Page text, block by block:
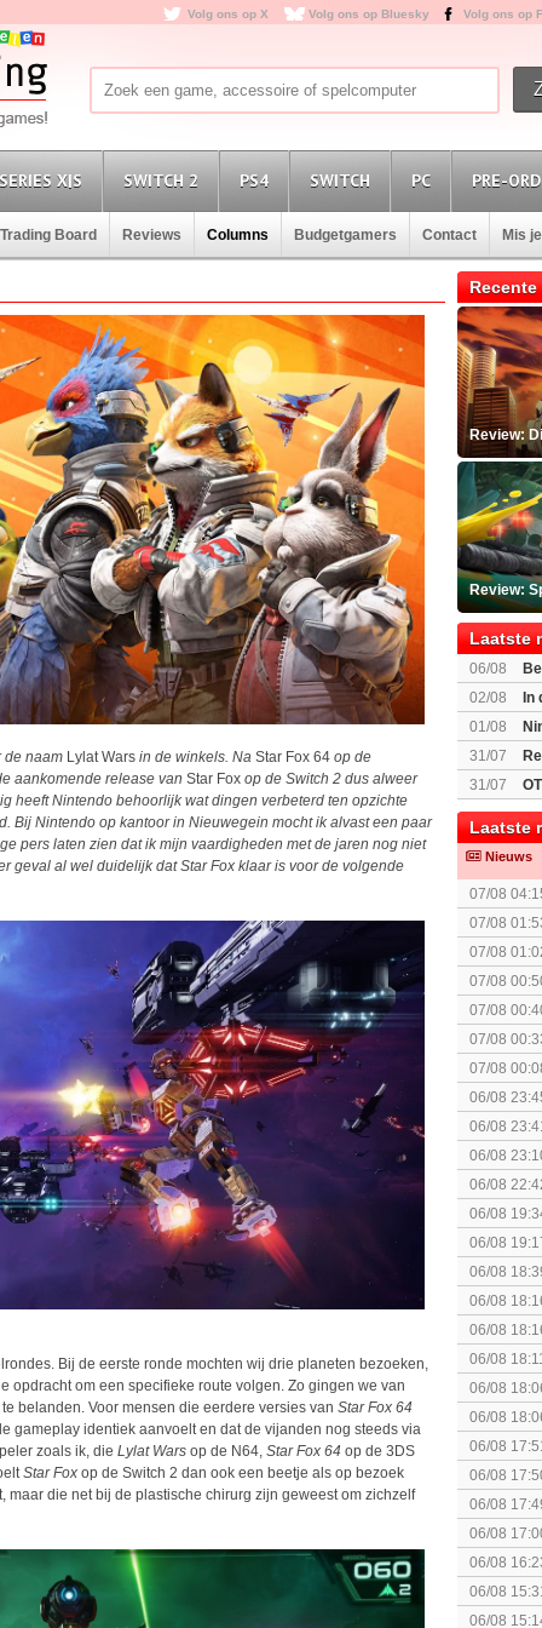
Volg ons op X Volg ons op Bluesky Volg ons op
X|S SWITCH 2 PS4 SWITCH PC PRE-
Trading Board Reviews Columns Budgetgamers Contact Mis
de naam Lylat Wars in de winkels. Na Star Fox 64 op de
aankomende release van Star Fox op de Switch 2 dus alweer
heeft Nintendo behoorlijk wat dingen verbeterd ten opzichte
Bij Nintendo op kantoor in Nieuwegein mocht ik alvast een paar
pers laten zien dat ik mijn vaardigheden met de jaren nog niet
geval al wel duidelijk dat Star Fox klaar is voor de volgende
Bij de eerste ronde mochten wij drie planeten bezoeken,
opdracht om een specifieke route volgen. Zo gingen we van
belanden. Voor mensen die eerdere versies van Star Fox 64
gameplay identiek aanvoelt en dat de vijanden nog steeds via
zoals ik, die Lylat Wars op de N64, Star Fox 64 op de 3DS
Star Fox op de Switch 2 dan ook een beetje als op bezoek
die net bij de plastische chirurg zijn geweest om zichzelf
Review:
Review:
Laatste
06/08
Gratis
02/08
In
Beast of
01/08
voor
31/07
31/07
Laatste
Nieuws
07/08
07/08
elkaar.
07/08
07/08
Topic]
07/08
07/08
Together
07/08
06/08
06/08
06/08
soldier
06/08
06/08
06/08
06/08
06/08
06/08
06/08
Wildlands
06/08
06/08
06/08
06/08
06/08
06/08
06/08
06/08
augustus
06/08